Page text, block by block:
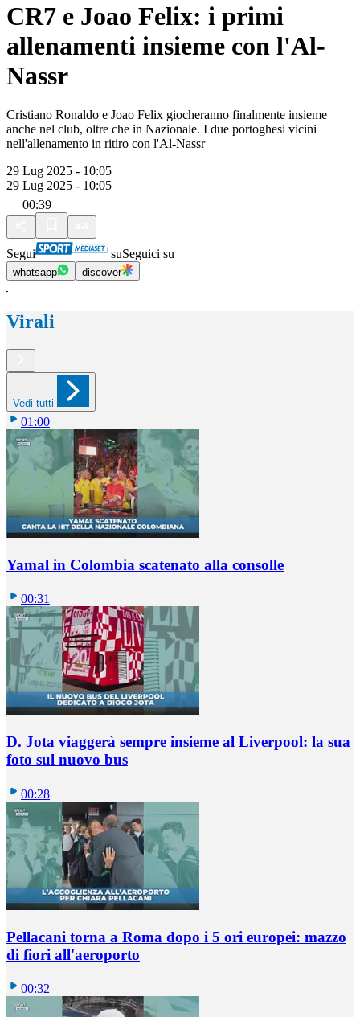
CR7 e Joao Felix: i primi
allenamenti insieme con l'Al-
Nassr
Cristiano Ronaldo e Joao Felix giocheranno finalmente insieme
anche nel club, oltre che in Nazionale. I due portoghesi vicini
nell'allenamento in ritiro con l'Al-Nassr
29 Lug 2025 - 10:05
29 Lug 2025 - 10:05
00:39
Segui suSeguici su
whatsapp discover
Virali
Vedi tutti
01:00
Yamal in Colombia scatenato alla consolle
00:31
D. Jota viaggerà sempre insieme al Liverpool: la sua
foto sul nuovo bus
00:28
Pellacani torna a Roma dopo i 5 ori europei: mazzo
di fiori all'aeroporto
00:32